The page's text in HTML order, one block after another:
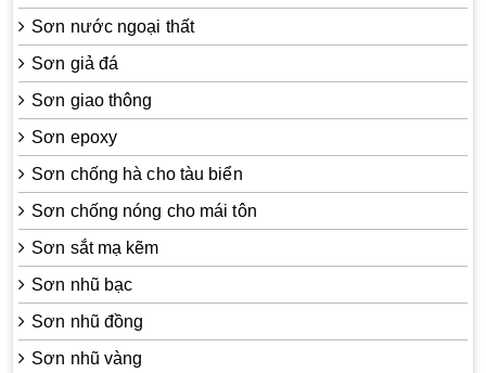
Sơn nước ngoại thất
Sơn giả đá
Sơn giao thông
Sơn epoxy
Sơn chống hà cho tàu biển
Sơn chống nóng cho mái tôn
Sơn sắt mạ kẽm
Sơn nhũ bạc
Sơn nhũ đồng
Sơn nhũ vàng